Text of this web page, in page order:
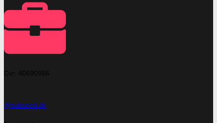
Cvr: 40690956
@subseed.dk